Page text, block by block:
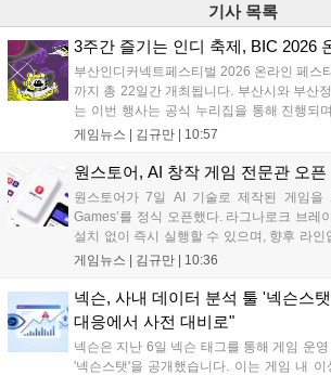
기사 목록
3주간 즐기는 인디 축제, BIC 2026
부산인디커넥트페스티벌 2026 온라인 페스
까지 총 22일간 개최됩니다. 부산시와 부산
는 이번 행사는 공식 누리집을 통해 진행되
작을 제한 없이 체험할 수 있습니다. 일반 및
세계 누구나 참여 가능한 이번 행사는 역대
게임뉴스 | 김규만 | 10:57
원스토어, AI 창작 게임 전문관 오픈
원스토어가 7일 AI 기술로 제작된 게임을
Games’를 정식 오픈했다. 라그나로크 브레
설치 없이 즉시 실행할 수 있으며, 향후 라인
11일부터는 게임 실행 시 할인 쿠폰을 지급
있는 환경을 조성해 창작자와 이용자 모두에
으로 기대된다....
게임뉴스 | 김규만 | 10:36
넥슨, 사내 데이터 분석 툴 '넥슨스
대응에서 사전 대비로"
넥슨은 지난 6일 넥슨 태그를 통해 게임 운
'넥슨스탯'을 공개했습니다. 이는 게임 내